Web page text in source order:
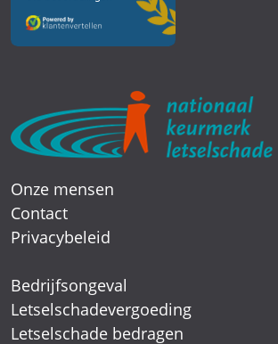
Onze mensen
Contact
Privacybeleid
Bedrijfsongeval
Letselschadevergoeding
Letselschade bedragen